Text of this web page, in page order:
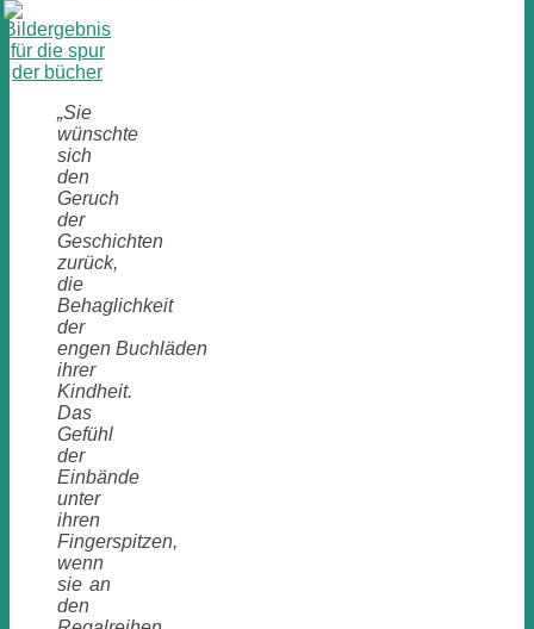
„Sie
wünschte
sich
den
Geruch
der
Geschichten
zurück,
die
Behaglichkeit
der
engen Buchläden
ihrer
Kindheit.
Das
Gefühl
der
Einbände
unter
ihren
Fingerspitzen,
wenn
sie an
den